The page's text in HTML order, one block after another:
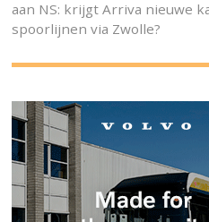
aan NS: krijgt Arriva nieuwe
spoorlijnen via Zwolle?